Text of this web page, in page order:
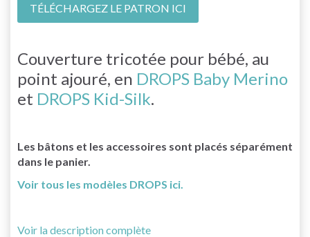
TÉLÉCHARGEZ LE PATRON ICI
Couverture tricotée pour bébé, au
point ajouré, en DROPS Baby Merino
et DROPS Kid-Silk.
Les bâtons et les accessoires sont placés séparément
dans le panier.
Voir tous les modèles DROPS ici.
Voir la description complète